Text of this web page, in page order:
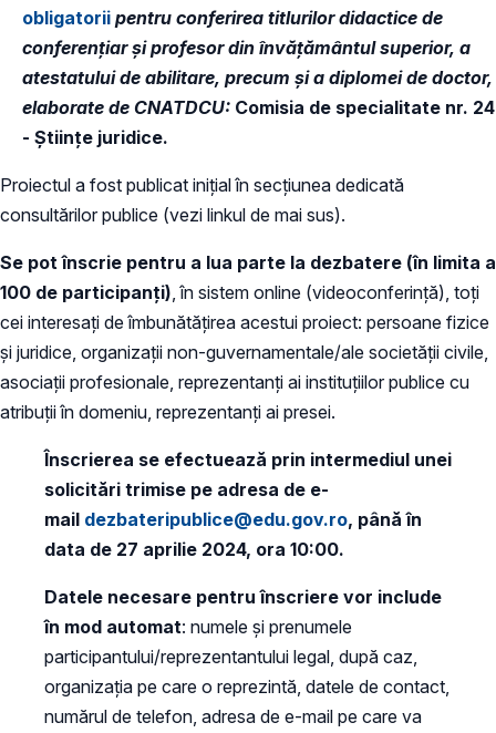
obligatorii pentru conferirea titlurilor didactice de
conferențiar și profesor din învățământul superior, a
atestatului de abilitare, precum și a diplomei de doctor,
elaborate de CNATDCU: Comisia de specialitate nr. 24
- Științe juridice.
Proiectul a fost publicat inițial în secțiunea dedicată
consultărilor publice (vezi linkul de mai sus).
Se pot înscrie pentru a lua parte la dezbatere (în limita a
100 de participanți) , în sistem online (videoconferință), toți
cei interesați de îmbunătățirea acestui proiect: persoane fizice
și juridice, organizații non-guvernamentale/ale societății civile,
asociații profesionale, reprezentanți ai instituțiilor publice cu
atribuții în domeniu, reprezentanți ai presei.
Înscrierea se efectuează prin intermediul unei
solicitări trimise pe adresa de e-
mail dezbateripublice@edu.gov.ro, până în
data de 27 aprilie 2024, ora 10:00.
Datele necesare pentru înscriere vor include
în mod automat: numele și prenumele
participantului/reprezentantului legal, după caz,
organizația pe care o reprezintă, datele de contact,
numărul de telefon, adresa de e-mail pe care va